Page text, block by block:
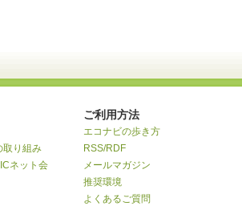
取り組み
ネット会
ご利用方法
エコナビの歩き方
RSS/RDF
メールマガジン
推奨環境
よくあるご質問